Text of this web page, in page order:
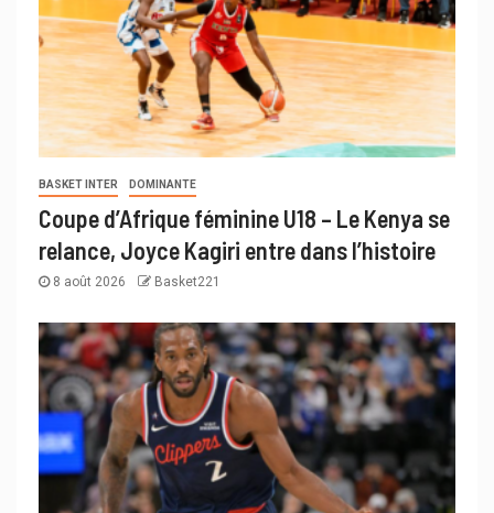
BASKET INTER DOMINANTE
Coupe d’Afrique féminine U18 – Le Kenya se
relance, Joyce Kagiri entre dans l’histoire
8 août 2026 Basket221